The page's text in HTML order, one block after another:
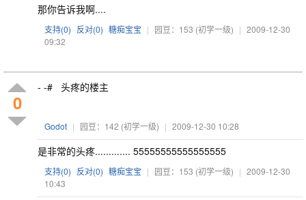
那你告诉我啊....
支持(0) 反对(0) 糖痴宝宝 | 园豆：153 (初学一级) | 2009-12-30
09:32
0
- -# 头疼的楼主
Godot | 园豆：142 (初学一级) | 2009-12-30 10:28
是非常的头疼............. 55555555555555555
支持(0) 反对(0) 糖痴宝宝 | 园豆：153 (初学一级) | 2009-12-30
10:43